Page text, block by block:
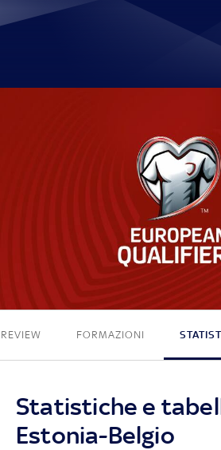
0 - 3
FORMAZIONI
Statistiche e
Estonia-Belgio